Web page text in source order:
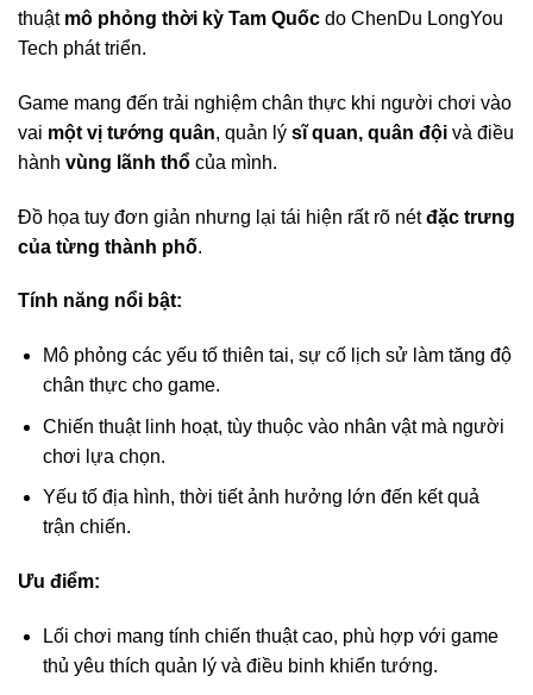
thuật mô phỏng thời kỳ Tam Quốc do ChenDu LongYou
Tech phát triển.
Game mang đến trải nghiệm chân thực khi người chơi vào
vai một vị tướng quân, quản lý sĩ quan, quân đội và điều
hành vùng lãnh thổ của mình.
Đồ họa tuy đơn giản nhưng lại tái hiện rất rõ nétđặc trưng
của từng thành phố.
Tính năng nổi bật:
Mô phỏng các yếu tố thiên tai, sự cố lịch sử làm tăng độ
chân thực cho game.
Chiến thuật linh hoạt, tùy thuộc vào nhân vật mà người
chơi lựa chọn.
Yếu tố địa hình, thời tiết ảnh hưởng lớn đến kết quả
trận chiến.
Ưu điểm:
Lối chơi mang tính chiến thuật cao, phù hợp với game
thủ yêu thích quản lý và điều binh khiển tướng.